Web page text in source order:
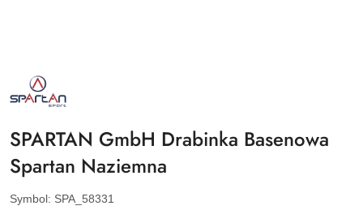
NAZWA
PRODUCENTA:
SPARTAN
SPARTAN GmbH Drabinka Basenowa
Spartan Naziemna
Symbol: SPA_58331